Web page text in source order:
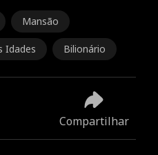
Mansão
Idades Bilionário
Compartilhar